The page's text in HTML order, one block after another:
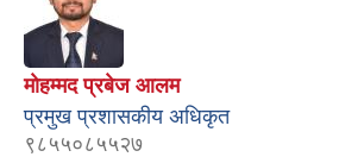
माेहम्मद प्रबेज आलम
प्रमुख प्रशासकीय अधिकृत
९८५५०८५५२७